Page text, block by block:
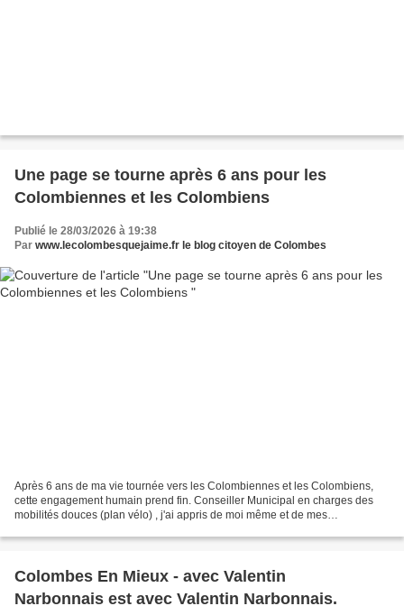
Une page se tourne après 6 ans pour les
Colombiennes et les Colombiens
Publié le 28/03/2026 à 19:38
Par www.lecolombesquejaime.fr le blog citoyen de Colombes
Après 6 ans de ma vie tournée vers les Colombiennes et les Colombiens,
cette engagement humain prend fin. Conseiller Municipal en charges des
mobilités douces (plan vélo) , j'ai appris de moi même et de mes
Colombes En Mieux - avec Valentin
Narbonnais est avec Valentin Narbonnais.